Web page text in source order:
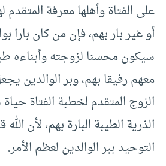
على الفتاة وأهلها معرفة المتقدم
أو غير بار بهم، فإن من كان بارا
سيكون محسنا لزوجته وأبناءه
معهم رفيقا بهم، وبر الوالدين
الزوج المتقدم لخطبة الفتاة
الذرية الطيبة البارة بهم، لأن
التوحيد ببر الوالدين لعظم الأمر.